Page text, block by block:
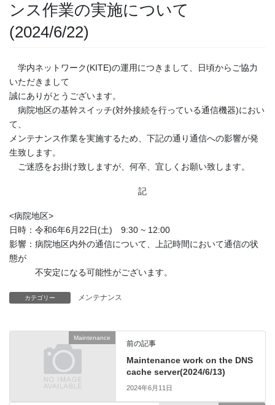
ンス作業の実施について
(2024/6/22)
学内ネットワーク(KITE)の運用につきまして、日頃からご協力
いただきまして
誠にありがとうございます。
病院地区の基幹スイッチ(対外接続を行っている通信機器)におい
て、
メンテナンス作業を実施するため、下記の通り通信への影響が発
生致します。
ご迷惑をお掛け致しますが、何卒、宜しくお願い致します。
記
<病院地区>
日時：令和6年6月22日(土) 9:30 ~ 12:00
影響：病院地区内外の通信について、上記時間において通信の状
態が
不安定になる可能性がございます。
カテゴリー メンテナンス
Maintenance
前の記事
Maintenance work on the DNS
cache server(2024/6/13)
2024年6月11日